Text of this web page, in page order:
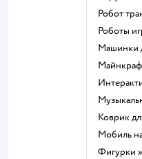
Робот
Роботы
Коврик
Мобиль